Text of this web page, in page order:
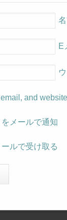
E
and
メールで通知
ルで受け取る